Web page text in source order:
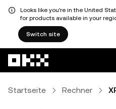
Looks like you're in the United
for products available in your
Switch site
Startseite Rechner